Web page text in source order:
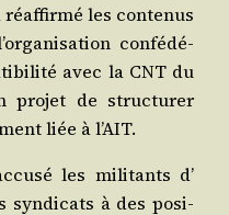
réaf­fir­mé les conte­nus
confé­dé­
avec la CNT du
pro­jet de struc­tu­rer
liée à l’AIT.
les mili­tants d’
syn­di­cats à des posi­